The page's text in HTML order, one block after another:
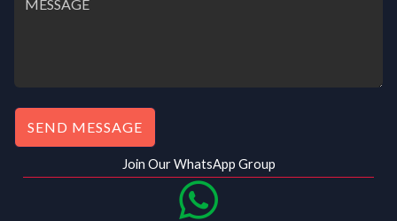
SEND MESSAGE
Join Our WhatsApp Group